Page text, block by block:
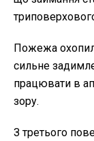
Пожежа
сильне
працювати в
зору.
З третього